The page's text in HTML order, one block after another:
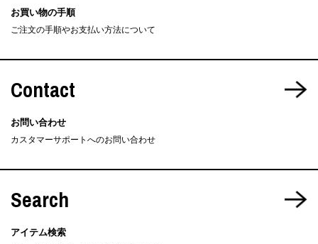
お買い物の手順
ご注文の手順やお支払い方法について
Contact
お問い合わせ
カスタマーサポートへのお問い合わせ
Search
アイテム検索